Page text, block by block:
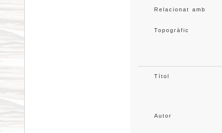
Relacionat amb
Topogràfic
Títol
Autor